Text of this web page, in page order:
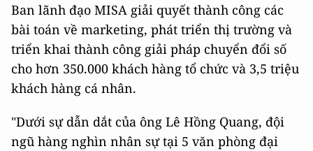
Ban lãnh đạo MISA giải quyết thành công các
bài toán về marketing, phát triển thị trường và
triển khai thành công giải pháp chuyển đổi số
cho hơn 350.000 khách hàng tổ chức và 3,5 triệu
khách hàng cá nhân.
"Dưới sự dẫn dắt của ông Lê Hồng Quang, đội
ngũ hàng nghìn nhân sự tại 5 văn phòng đại